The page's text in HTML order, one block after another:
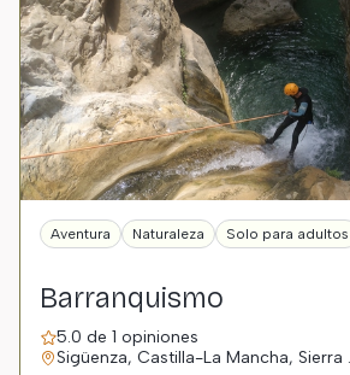
Aventura Naturaleza Solo para adultos
Barranquismo
5.0 de 1 opiniones
Sigüenza, Castilla-La Mancha, Sierra